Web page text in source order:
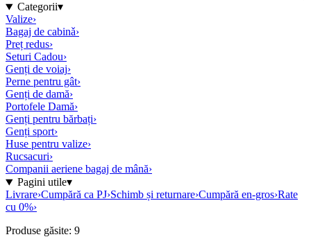
Categorii▾
Valize›
Bagaj de cabinǎ›
Preț redus›
Seturi Cadou›
Genți de voiaj›
Perne pentru gât›
Genți de damă›
Portofele Damă›
Genți pentru bărbați›
Genți sport›
Huse pentru valize›
Rucsacuri›
Companii aeriene bagaj de mână›
Pagini utile▾
Livrare›Cumpără ca PJ›Schimb și returnare›Cumpără en-gros›Rate
cu 0%›
Produse găsite: 9